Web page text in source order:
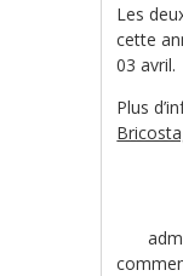
Les
cette
03 avril.
Plus